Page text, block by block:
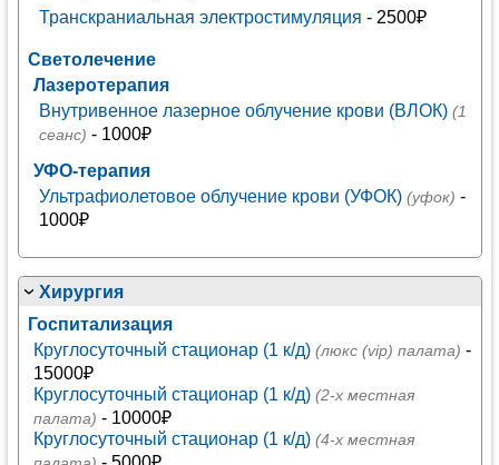
Транскраниальная электростимуляция - 2500₽
Светолечение
Лазеротерапия
Внутривенное лазерное облучение крови (ВЛОК) (1
сеанс) - 1000₽
УФО-терапия
Ультрафиолетовое облучение крови (УФОК) (уфок) -
1000₽
Хирургия
Госпитализация
Круглосуточный стационар (1 к/д) (люкс (vip) палата) -
15000₽
Круглосуточный стационар (1 к/д) (2-х местная
палата) - 10000₽
Круглосуточный стационар (1 к/д) (4-х местная